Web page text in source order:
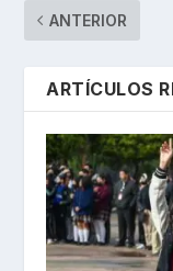
ANTERIOR
ARTÍCULOS